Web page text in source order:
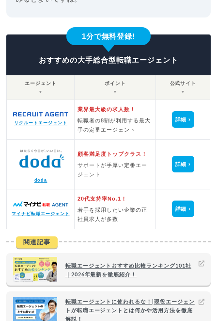
1分で無料登録!
おすすめの大手総合型転職エージェント
エージェント
▼
ポイント
▼
公式サイト
▼
リクルートエージェント
業界最大級の求人数！
転職者の8割が利用する最大
手の定番エージェント
詳細
doda
顧客満足度トップクラス！
サポートが手厚い定番エー
ジェント
詳細
マイナビ転職エージェント
20代支持率No.1！
若手を採用したい企業の正
社員求人が多数
詳細
関連記事
転職エージェントおすすめ比較ランキング101社
｜2026年最新を徹底紹介！
転職エージェントに使われるな！|現役エージェン
トが転職エージェントとは何かや活用方法を徹底
解説！